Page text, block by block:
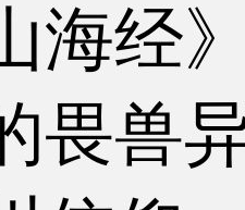
海经
畏兽